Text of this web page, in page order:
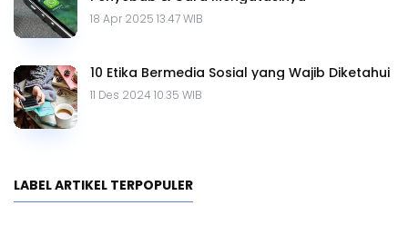
18 Apr 2025 13.47 WIB
10 Etika Bermedia Sosial yang Wajib Diketahui
11 Des 2024 10.35 WIB
LABEL ARTIKEL TERPOPULER